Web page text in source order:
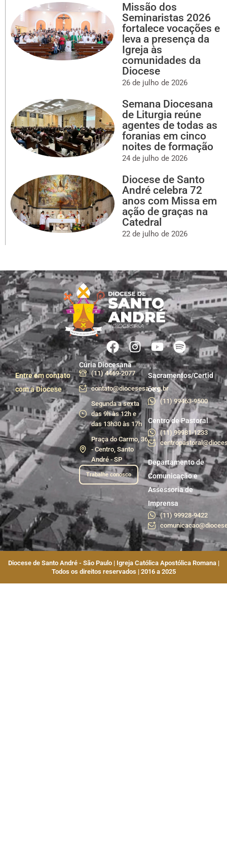
Missão dos
Seminaristas 2026
fortalece vocações e
leva a presença da
Igreja às
comunidades da
Diocese
26 de julho de 2026
Semana Diocesana
de Liturgia reúne
agentes de todas as
foranias em cinco
noites de formação
24 de julho de 2026
Diocese de Santo
André celebra 72
anos com Missa em
ação de graças na
Catedral
22 de julho de 2026
Entre em contato
com a Diocese
Cúria Diocesana
(11) 4469-2077
contato@diocesesa.org.br
Segunda a sexta
das 9h às 12h e
das 13h30 às 17h
Praça do Carmo, 36
- Centro, Santo
André - SP
Trabalhe conosco
Sacramentos/Certid
ões
(11) 99463-9500
Centro de Pastoral
(11) 99981-1233
Departamento de
Comunicação e
Assessoria de
Imprensa
(11) 99928-9422
Diocese de Santo André - São Paulo | Igreja Católica Apostólica Romana |
Todos os direitos reservados | 2016 a 2025